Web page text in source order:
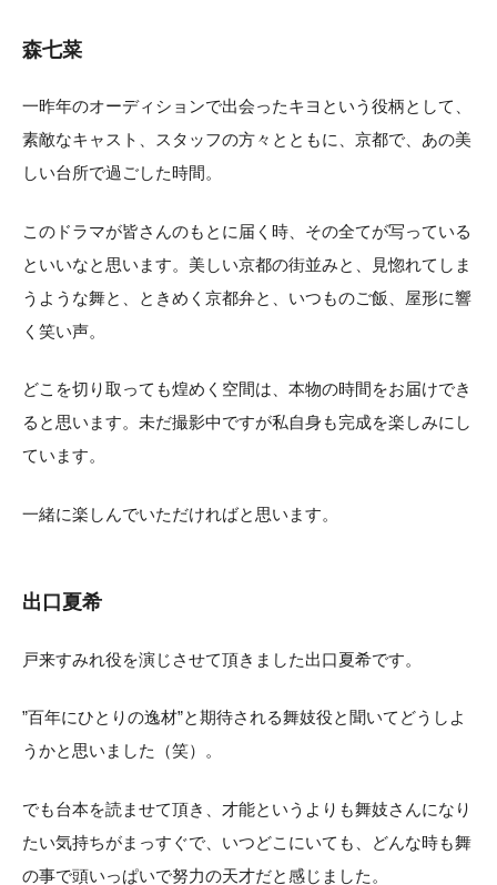
森七菜
一昨年のオーディションで出会ったキヨという役柄として、
素敵なキャスト、スタッフの方々とともに、京都で、あの美
しい台所で過ごした時間。
このドラマが皆さんのもとに届く時、その全てが写っている
といいなと思います。美しい京都の街並みと、見惚れてしま
うような舞と、ときめく京都弁と、いつものご飯、屋形に響
く笑い声。
どこを切り取っても煌めく空間は、本物の時間をお届けでき
ると思います。未だ撮影中ですが私自身も完成を楽しみにし
ています。
一緒に楽しんでいただければと思います。
出口夏希
戸来すみれ役を演じさせて頂きました出口夏希です。
”百年にひとりの逸材”と期待される舞妓役と聞いてどうしよ
うかと思いました（笑）。
でも台本を読ませて頂き、才能というよりも舞妓さんになり
たい気持ちがまっすぐで、いつどこにいても、どんな時も舞
の事で頭いっぱいで努力の天才だと感じました。